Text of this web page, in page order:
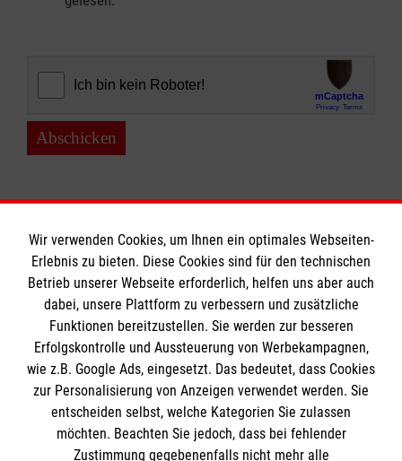
Abschicken
Informationen
Impressum
Datenschutz
Barrierefreiheit
Kontakt
Die Malteser
Malteser in Deutschland
Wir verwenden Cookies, um Ihnen ein optimales Webseiten-
Erlebnis zu bieten. Diese Cookies sind für den technischen
Betrieb unserer Webseite erforderlich, helfen uns aber auch
dabei, unsere Plattform zu verbessern und zusätzliche
Funktionen bereitzustellen. Sie werden zur besseren
Erfolgskontrolle und Aussteuerung von Werbekampagnen,
wie z.B. Google Ads, eingesetzt. Das bedeutet, dass Cookies
zur Personalisierung von Anzeigen verwendet werden. Sie
entscheiden selbst, welche Kategorien Sie zulassen
möchten. Beachten Sie jedoch, dass bei fehlender
Zustimmung gegebenenfalls nicht mehr alle